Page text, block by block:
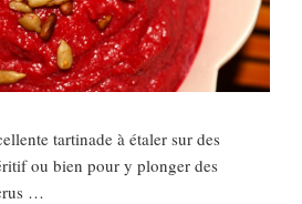
tartinade à étaler sur des
ou bien pour y plonger des
…